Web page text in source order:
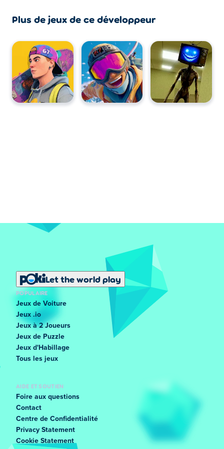
Plus de jeux de ce développeur
Let the world play
POPULAIRE
Jeux de Voiture
Jeux .io
Jeux à 2 Joueurs
Jeux de Puzzle
Jeux d'Habillage
Tous les jeux
AIDE ET SOUTIEN
Foire aux questions
Contact
Centre de Confidentialité
Privacy Statement
Cookie Statement